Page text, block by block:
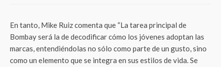
En tanto, Mike Ruiz comenta que “La tarea principal de
Bombay será la de decodificar cómo los jóvenes adoptan las
marcas, entendiéndolas no sólo como parte de un gusto, sino
como un elemento que se integra en sus estilos de vida. Se